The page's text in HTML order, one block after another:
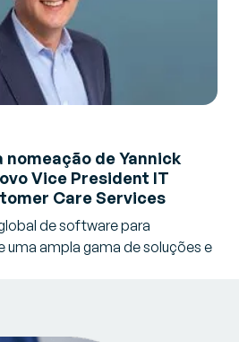
nomeação de Yannick
Vice President IT
Care Services
de software para
uma ampla gama de soluções e